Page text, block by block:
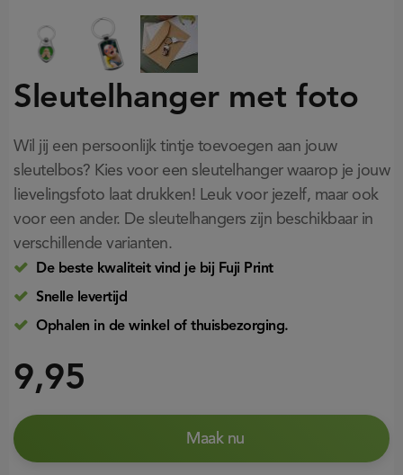
Sleutelhanger met foto
Wil jij een persoonlijk tintje toevoegen aan jouw
sleutelbos? Kies voor een sleutelhanger waarop je jouw
lievelingsfoto laat drukken! Leuk voor jezelf, maar ook
voor een ander. De sleutelhangers zijn beschikbaar in
verschillende varianten.
De beste kwaliteit vind je bij Fuji Print
Snelle levertijd
Ophalen in de winkel of thuisbezorging.
9,95
Maak nu